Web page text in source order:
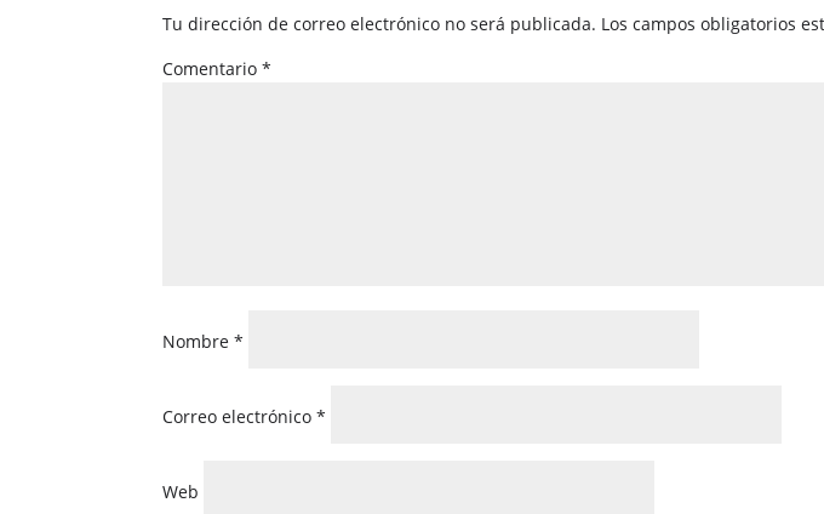
Tu dirección de correo electrónico no será publicada. Los campos obligatorios
Comentario*
Nombre*
Correo electrónico*
Web